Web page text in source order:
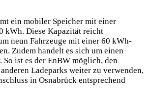
ein mobiler Speicher mit einer
kWh. Diese Kapazität reicht
neun Fahrzeuge mit einer 60 kWh-
Zudem handelt es sich um einen
So ist es der EnBW möglich, den
Ladeparks weiter zu verwenden,
in Osnabrück entsprechend